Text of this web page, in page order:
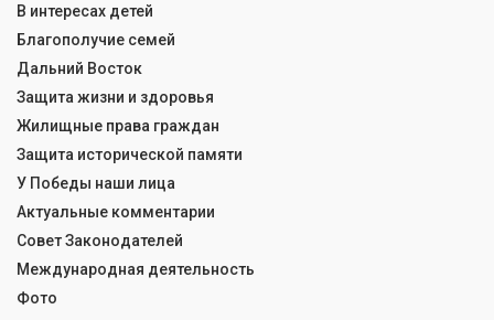
В интересах детей
Благополучие семей
Дальний Восток
Защита жизни и здоровья
Жилищные права граждан
Защита исторической памяти
У Победы наши лица
Актуальные комментарии
Совет Законодателей
Международная деятельность
Фото